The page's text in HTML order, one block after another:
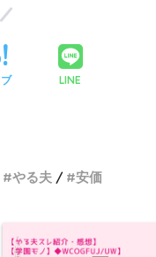
LINE
やる夫 安価